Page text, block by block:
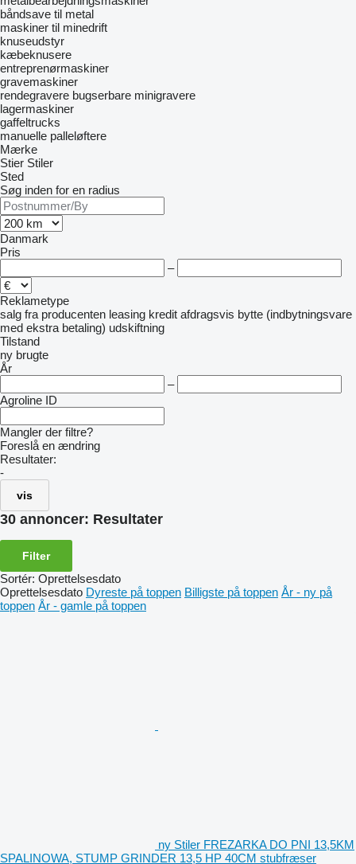
båndsave til metal
maskiner til minedrift
knuseudstyr
kæbeknusere
entreprenørmaskiner
gravemaskiner
rendegravere bugserbare minigravere
lagermaskiner
gaffeltrucks
manuelle palleløftere
Mærke
Stier Stiler
Sted
Søg inden for en radius
Danmark
Pris
–
Reklametype
salg fra producenten leasing kredit afdragsvis bytte (indbytningsvare
med ekstra betaling) udskiftning
Tilstand
ny brugte
År
–
Agroline ID
Mangler der filtre?
Foreslå en ændring
Resultater:
-
vis
30 annoncer: Resultater
Filter
Sortér: Oprettelsesdato
Oprettelsesdato Dyreste på toppen Billigste på toppen År - ny på
toppen År - gamle på toppen
ny Stiler FREZARKA DO PNI 13,5KM
SPALINOWA, STUMP GRINDER 13,5 HP 40CM stubfræser